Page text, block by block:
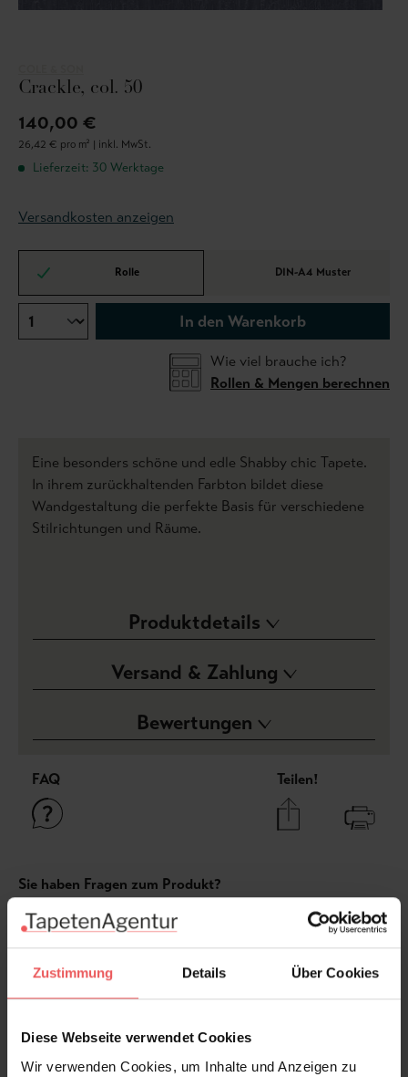
Zustimmung Details Über Cookies
Diese Webseite verwendet Cookies
Wir verwenden Cookies, um Inhalte und Anzeigen zu
Crackle, col. 50
140,00 €
26,42 € pro m² | inkl. MwSt.
Lieferzeit: 30 Werktage
Versandkosten anzeigen
Rolle DIN-A4 Muster
In den Warenkorb
Wie viel brauche ich?
Rollen & Mengen berechnen
Eine besonders schöne und edle Shabby chic Tapete.
In ihrem zurückhaltenden Farbton bildet diese
Wandgestaltung die perfekte Basis für verschiedene
Stilrichtungen und Räume.
Produktdetails
Versand & Zahlung
Bewertungen
FAQ Teilen!
Sie haben Fragen zum Produkt?
Frage stellen
Produktgalerie überspringen
Varianten